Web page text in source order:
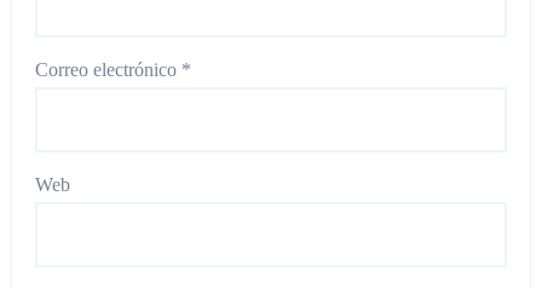
Correo electrónico *
Web